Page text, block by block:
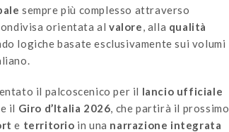
sempre più complesso attraverso
orientata alvalore, alla qualità
logiche basate esclusivamente sui volumi
il palcoscenico per il lancio ufficiale
e il Giro d’Italia 2026, che partirà il prossimo
e territorio in una narrazione integrata